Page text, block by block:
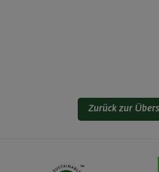
Zurück zur